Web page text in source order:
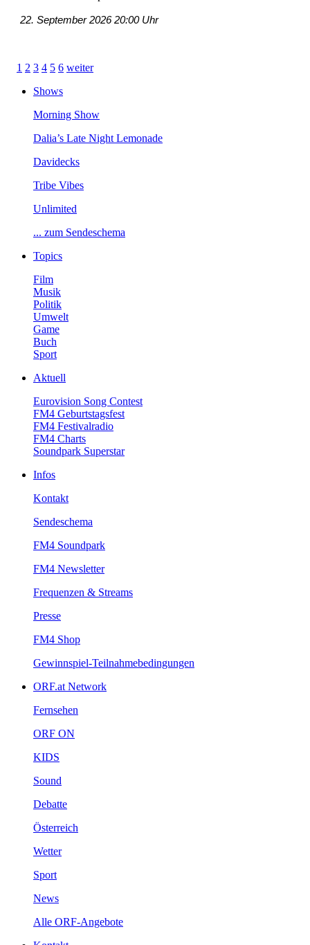
22.September202620:00Uhr
1 2 3 4 5 6 weiter
Shows
MorningShow
Dalia’sLateNightLemonade
Davidecks
TribeVibes
Unlimited
...zumSendeschema
Topics
Film
Musik
Politik
Umwelt
Game
Buch
Sport
Aktuell
EurovisionSongContest
FM4Geburtstagsfest
FM4Festivalradio
FM4Charts
SoundparkSuperstar
Infos
Kontakt
Sendeschema
FM4Soundpark
FM4Newsletter
Frequenzen&Streams
Presse
FM4Shop
Gewinnspiel-Teilnahmebedingungen
ORF.atNetwork
Fernsehen
ORFON
KIDS
Sound
Debatte
Österreich
Wetter
Sport
News
AlleORF-Angebote